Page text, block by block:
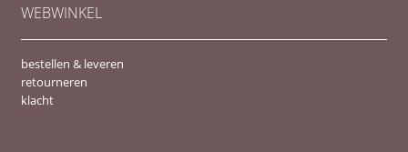
WEBWINKEL
bestellen & leveren
retourneren
klacht